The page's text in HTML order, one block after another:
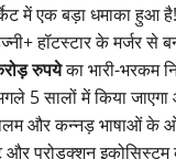
में एक बड़ा धमाका हुआ
हॉटस्टार के मर्जर से
रुपयेका भारी-भरकम
5 सालों में किया
और कन्नड़ भाषाओं के
और प्रोडक्शन